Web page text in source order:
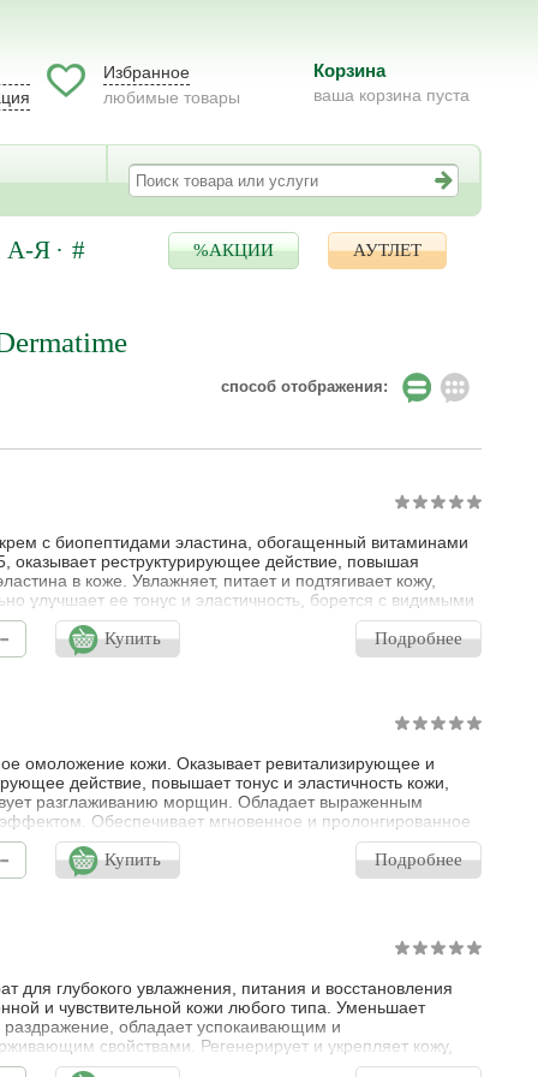
Избранное
любимые товары
Корзина
ваша корзина пуста
А-Я # %АКЦИИ АУТЛЕТ
способ отображения:
с биопептидами эластина, обогащенный витаминами
оказывает реструктурирующее действие, повышая
в коже. Увлажняет, питает и подтягивает кожу,
улучшает ее тонус и эластичность, борется с видимыми
усталости и старения, предотвращает их появление.
кожу, активизирует ее защитные механизмы, обеспечивая
ощущения, как в летнее, так и в зимнее время.
- Купить Подробнее
омоложение кожи. Оказывает ревитализирующее и
действие, повышает тонус и эластичность кожи,
разглаживанию морщин. Обладает выраженным
Обеспечивает мгновенное и пролонгированное
и питание. Крем с биопептидами эластина и мощным
комплексом для глобального омоложения кожи.
ревитализирующее и регенерирующее действие,
- Купить Подробнее
для глубокого увлажнения, питания и восстановления
и чувствительной кожи любого типа. Уменьшает
раздражение, обладает успокаивающим и
свойствами. Регенерирует и укрепляет кожу,
антиоксидантное, противовоспалительное и